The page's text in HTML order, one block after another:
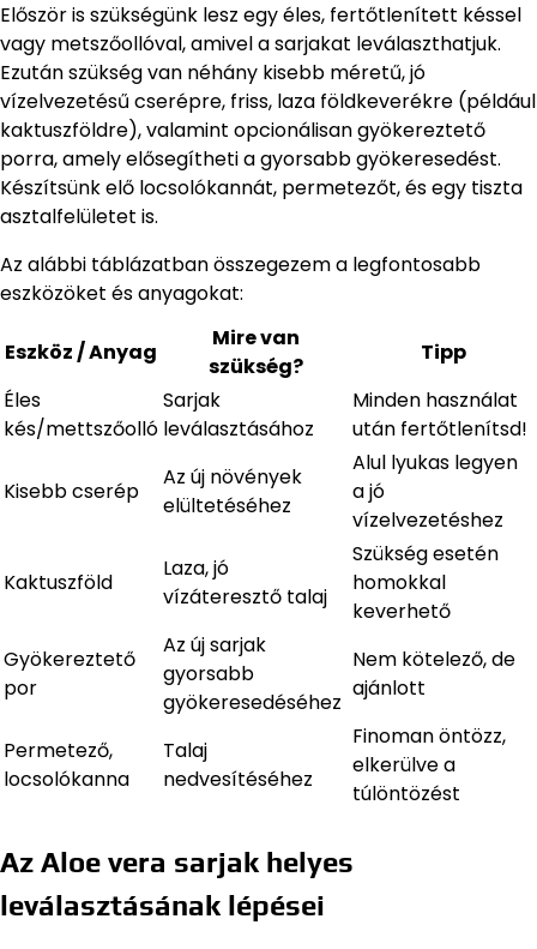
Először is szükségünk lesz egy éles, fertőtlenített késsel
vagy metszőollóval, amivel a sarjakat leválaszthatjuk.
Ezután szükség van néhány kisebb méretű, jó
vízelvezetésű cserépre, friss, laza földkeverékre (például
kaktuszföldre), valamint opcionálisan gyökereztető
porra, amely elősegítheti a gyorsabb gyökeresedést.
Készítsünk elő locsolókannát, permetezőt, és egy tiszta
asztalfelületet is.
Az alábbi táblázatban összegezem a legfontosabb
eszközöket és anyagokat:
Eszköz / Anyag
Mire van
szükség?
Tipp
Éles
kés/mettszőolló
Sarjak
leválasztásához
Minden használat
után fertőtlenítsd!
Kisebb cserép
Az új növények
elültetéséhez
Alul lyukas legyen
a jó
vízelvezetéshez
Kaktuszföld
Laza, jó
vízáteresztő talaj
Szükség esetén
homokkal
keverhető
Gyökereztető
por
Az új sarjak
gyorsabb
gyökeresedéséhez
Nem kötelező, de
ajánlott
Permetező,
locsolókanna
Talaj
nedvesítéséhez
Finoman öntözz,
elkerülve a
túlöntözést
Az Aloe vera sarjak helyes
leválasztásának lépései